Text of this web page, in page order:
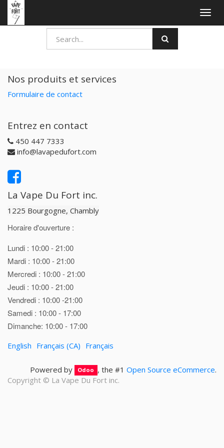
Nos produits et services
Formulaire de contact
Entrez en contact
450 447 7333
info@lavapedufort.com
La Vape Du Fort inc.
1225 Bourgogne, Chambly
Horaire d'ouverture :
Lundi : 10:00 - 21:00
Mardi : 10:00 - 21:00
Mercredi : 10:00 - 21:00
Jeudi : 10:00 - 21:00
Vendredi : 10:00 -21:00
Samedi : 10:00 - 17:00
Dimanche: 10:00 - 17:00
English Français (CA) Français
Powered by Odoo , the #1 Open Source eCommerce.
Copyright © La Vape Du Fort inc.